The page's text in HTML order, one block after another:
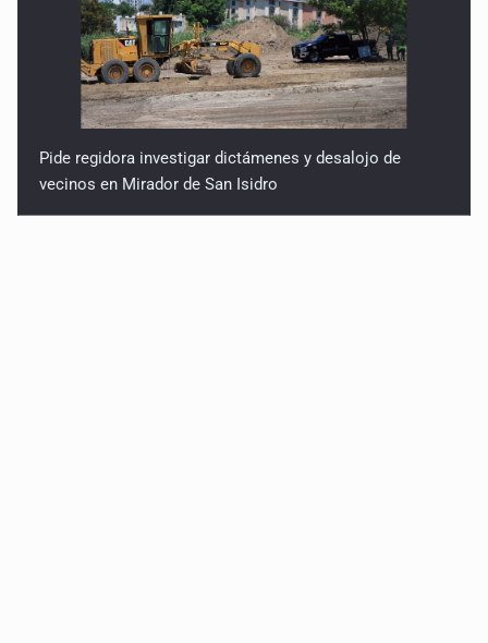
Pide regidora investigar dictámenes y desalojo de
vecinos en Mirador de San Isidro